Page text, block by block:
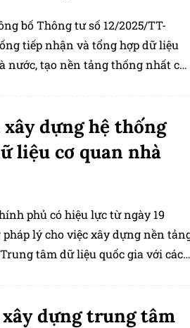
bố Thông tư số 12/2025/TT-
tiếp nhận và tổng hợp dữ liệu
tạo nền tảng thống nhất cho
dựng hệ thống
liệu cơ quan nhà
phủ có hiệu lực từ ngày 19
lý cho việc xây dựng nền
tâm dữ liệu quốc gia với các
dựng trung tâm